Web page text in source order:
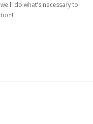
do what's necessary to